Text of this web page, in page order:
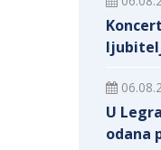
U
odana